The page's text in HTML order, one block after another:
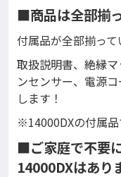
■商品は全部揃
付属品が全部揃って
取扱説明書、絶縁
ンセンサー、電源
します！
※14000DXの付属品
■ご家庭で不要
14000DXはあり